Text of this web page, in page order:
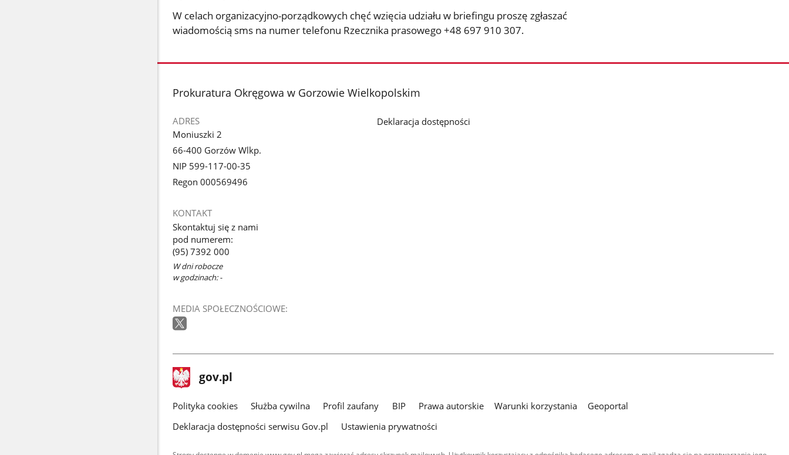
W celach organizacyjno-porządkowych chęć wzięcia udziału w briefingu proszę zgłaszać
wiadomością sms na numer telefonu Rzecznika prasowego +48 697 910 307.
stopka
Prokuratura Okręgowa w Gorzowie Wielkopolskim
ADRES
Moniuszki 2
66-400 Gorzów Wlkp.
NIP 599-117-00-35
Regon 000569496
KONTAKT
Skontaktuj się z nami
pod numerem:
(95) 7392 000
W dni robocze
w godzinach: -
MEDIA SPOŁECZNOŚCIOWE:
Deklaracja dostępności
stopka
gov.pl Strona
gov.pl
gov.pl
Polityka cookies Służba cywilna Profil zaufany BIP Prawa autorskie Warunki korzystania
Geoportal
Deklaracja dostępności serwisu Gov.pl
Ustawienia prywatności